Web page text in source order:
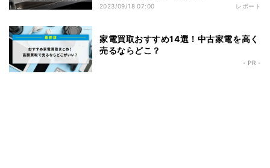
2023/09/18 07:00 レポート
家電買取おすすめ14選！中古家電を高く
売るならどこ？
- PR -